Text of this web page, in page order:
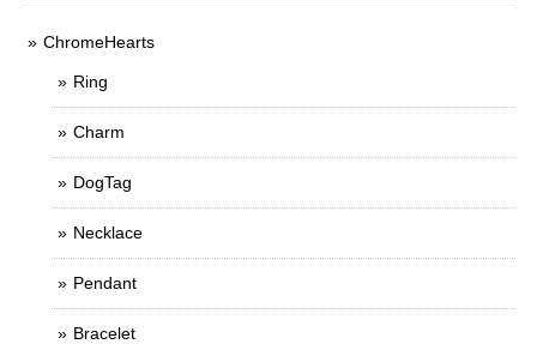
ChromeHearts
Ring
Charm
DogTag
Necklace
Pendant
Bracelet